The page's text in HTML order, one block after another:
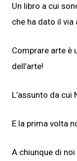
Un libro a cui
che ha dato il
Comprare arte è
dell’arte!
L’assunto da cui
E la prima volta
A chiunque di